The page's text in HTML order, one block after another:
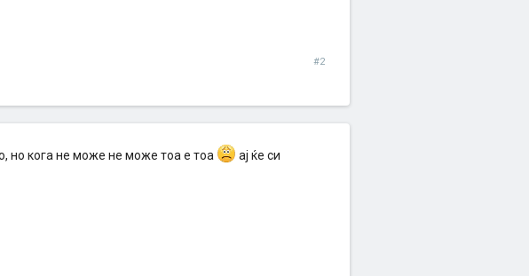
#2
но кога не може не може тоа е тоа
ај ќе си